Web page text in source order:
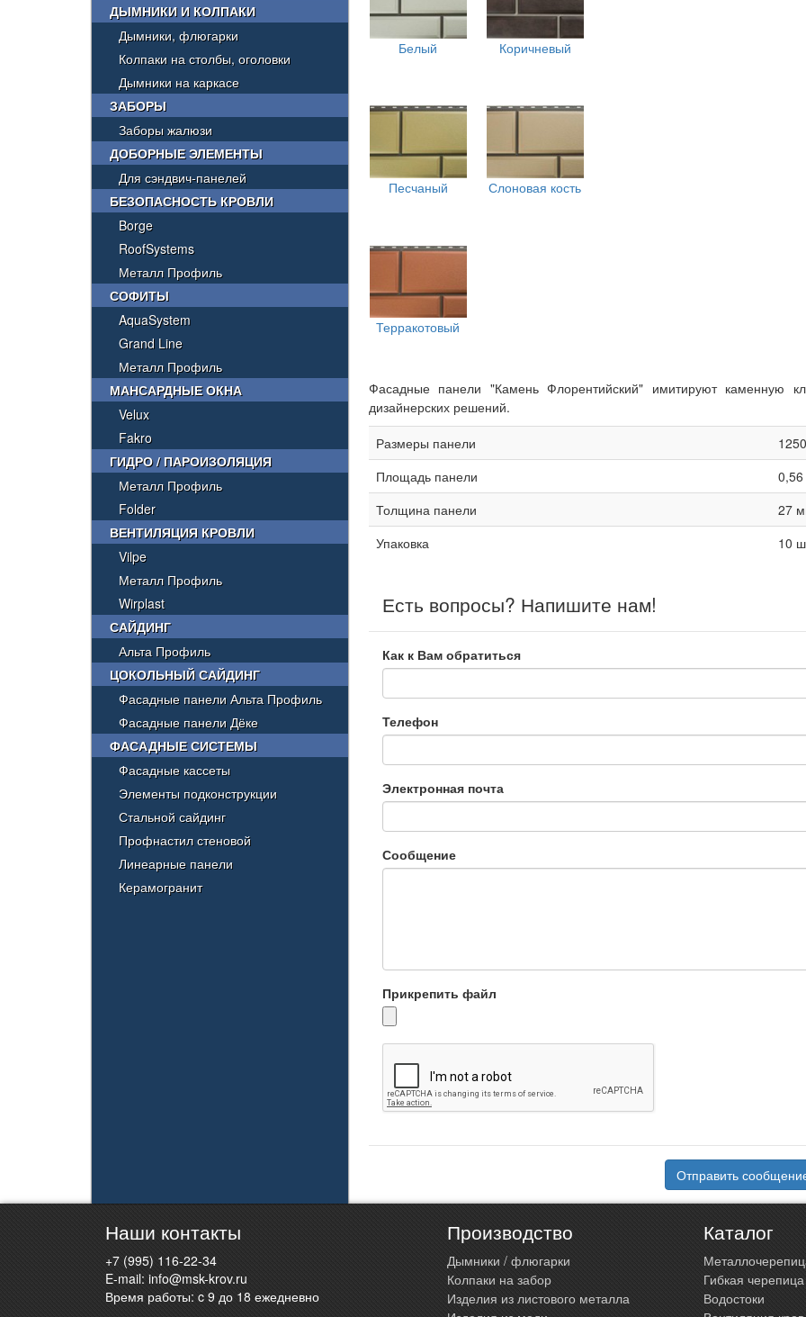
Белый Коричневый
Песчаный Слоновая кость
Терракотовый
Фасадные панели "Камень Флорентийский" имитируют каменную
дизайнерских решений.
Размеры панели
Площадь панели
Толщина панели
27
Упаковка
10
Есть вопросы? Напишите нам!
Как к Вам обратиться
Телефон
Электронная почта
Сообщение
Прикрепить файл
Отправить
ДЫМНИКИ И КОЛПАКИ
Дымники, флюгарки
Колпаки на столбы, оголовки
Дымники на каркасе
ЗАБОРЫ
Заборы жалюзи
ДОБОРНЫЕ ЭЛЕМЕНТЫ
Для сэндвич-панелей
БЕЗОПАСНОСТЬ КРОВЛИ
Borge
RoofSystems
Металл Профиль
СОФИТЫ
AquaSystem
Grand Line
Металл Профиль
МАНСАРДНЫЕ ОКНА
Velux
Fakro
ГИДРО / ПАРОИЗОЛЯЦИЯ
Металл Профиль
Folder
ВЕНТИЛЯЦИЯ КРОВЛИ
Vilpe
Металл Профиль
Wirplast
САЙДИНГ
Альта Профиль
ЦОКОЛЬНЫЙ САЙДИНГ
Фасадные панели Альта Профиль
Фасадные панели Дёке
ФАСАДНЫЕ СИСТЕМЫ
Фасадные кассеты
Элементы подконструкции
Стальной сайдинг
Профнастил стеновой
Линеарные панели
Керамогранит
Наши контакты
+7 (995) 116-22-34
E-mail: info@msk-krov.ru
Время работы: c 9 до 18 ежедневно
Производство
Дымники / флюгарки
Колпаки на забор
Изделия из листового металла
Каталог
Гибкая черепица
Водостоки